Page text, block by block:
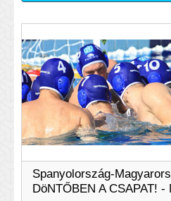
Spanyolország-
DöNTŐBEN A CSAPAT!